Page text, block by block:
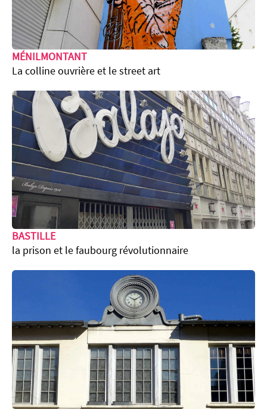
MÉNILMONTANT
La colline ouvrière et le street art
BASTILLE
la prison et le faubourg révolutionnaire